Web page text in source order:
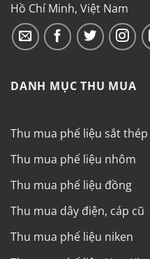
Hồ Chí Minh, Việt Nam
DANH MỤC THU MUA
Thu mua phế liệu sắt thép
Thu mua phế liệu nhôm
Thu mua phế liệu đồng
Thu mua dây điện, cáp cũ
Thu mua phế liệu niken